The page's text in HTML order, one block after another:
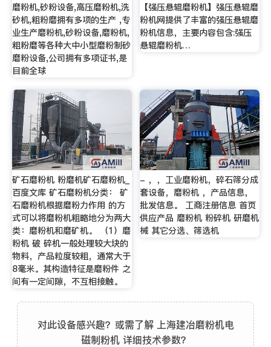
磨粉机,砂粉设备,高压磨粉机,洗
砂机,粗粉磨拥有多项的生产 ,专
业生产磨粉机,砂粉设备,磨粉机,
粗粉磨等各种大中小型磨粉制砂
磨粉设备,公司拥有多项证书,是
目前全球
【强压悬辊磨粉机】强压悬辊磨
粉机网提供了丰富的强压悬辊磨
粉机信息，主要内容包含:强压
悬辊磨粉机…
矿石磨粉机 粉磨机矿石磨粉机_
百度文库 矿石磨粉机分类： 矿
石磨粉机根据磨粉力作用 的方
式可以将磨粉机粗略地分为两大
类：磨粉机和磨矿机。 （1）磨
粉机 破 碎机一般处理较大块的
物料，产品粒度较粗，通常大于
8毫米。其构造特征是磨粉件 之
间有一定间隙，不互相接触。
- ，，工业磨粉机，碎石筛分成
套设备，磨粉机 ，产品信息，
批发信息。 工商注册信息 首页
供应产品 磨粉机 粉碎机 研磨机
械 其它分选、筛选机
对此设备感兴趣？或需了解 上海建冶磨粉机电
磁制粉机 详细技术参数？